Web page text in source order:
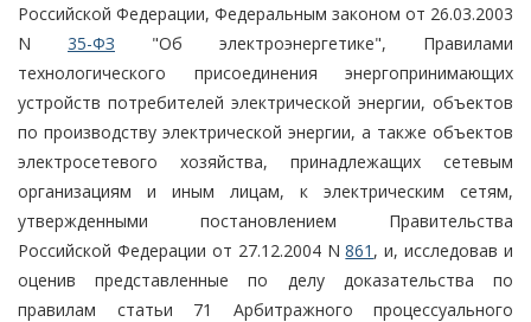
Российской Федерации, Федеральным законом от 26.03.2003
N 35-ФЗ "Об электроэнергетике", Правилами
технологического присоединения энергопринимающих
устройств потребителей электрической энергии, объектов
по производству электрической энергии, а также объектов
электросетевого хозяйства, принадлежащих сетевым
организациям и иным лицам, к электрическим сетям,
утвержденными постановлением Правительства
Российской Федерации от 27.12.2004 N861 , и, исследовав и
оценив представленные по делу доказательства по
правилам статьи 71 Арбитражного процессуального